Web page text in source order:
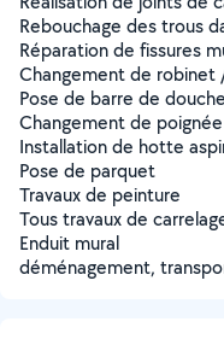
Rebouchage des trous
Réparation de fissures
Changement de robinet
Pose de barre de douche
Changement de
Installation de hotte
Pose de parquet
Travaux de peinture
Tous travaux de
Enduit mural
déménagement,